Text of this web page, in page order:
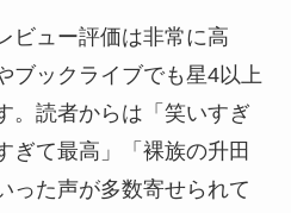
ビュー評価は非常に高
ブックライブでも星4以上
。読者からは「笑いすぎ
ぎて最高」「裸族の升田
った声が多数寄せられて